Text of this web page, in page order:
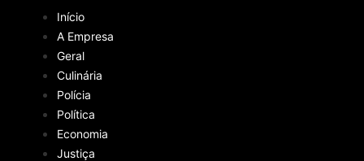
Início
A Empresa
Geral
Culinária
Polícia
Política
Economia
Justiça